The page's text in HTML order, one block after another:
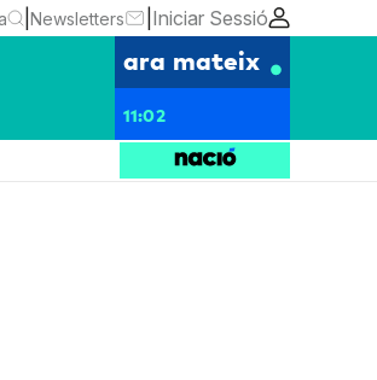
Newsletters Iniciar Sessió
ara mateix
11:02